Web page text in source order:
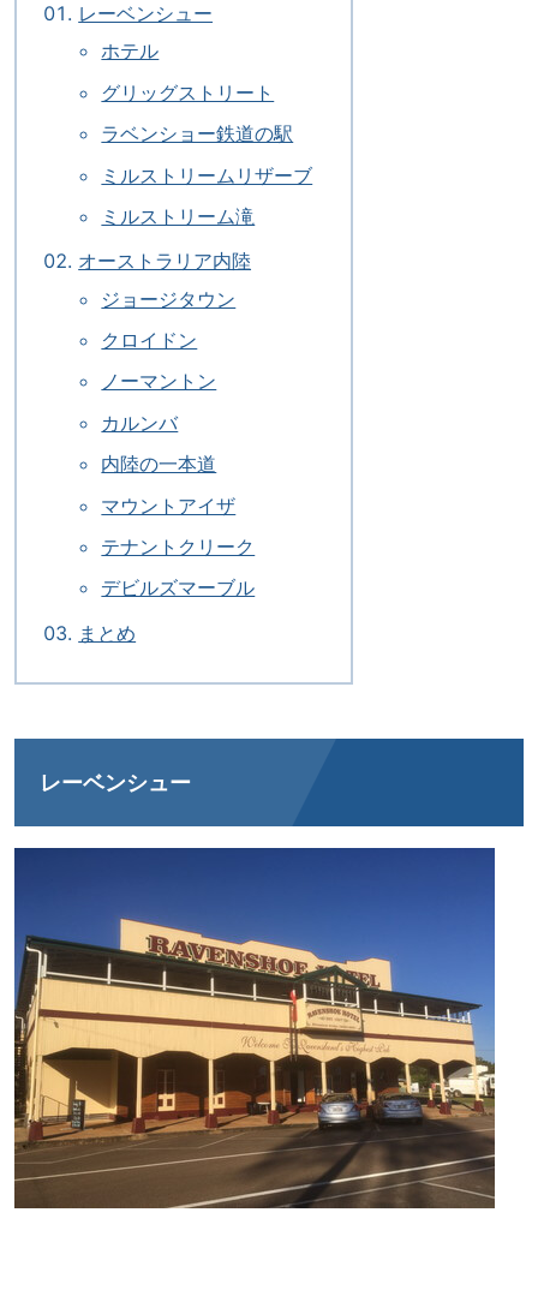
レーベンシュー
ホテル
グリッグストリート
ラベンショー鉄道の駅
ミルストリームリザーブ
ミルストリーム滝
オーストラリア内陸
ジョージタウン
クロイドン
ノーマントン
カルンバ
内陸の一本道
マウントアイザ
テナントクリーク
デビルズマーブル
まとめ
レーベンシュー